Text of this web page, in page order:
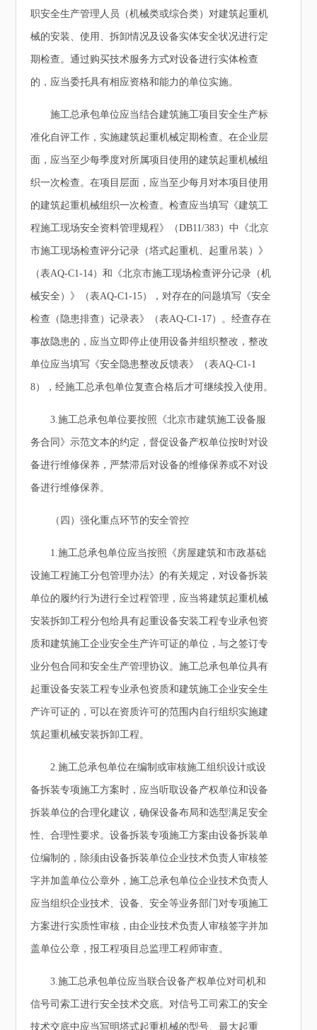
职安全生产管理人员（机械类或综合类）对建筑起重机
械的安装、使用、拆卸情况及设备实体安全状况进行定
期检查。通过购买技术服务方式对设备进行实体检查
的，应当委托具有相应资格和能力的单位实施。
施工总承包单位应当结合建筑施工项目安全生产标
准化自评工作，实施建筑起重机械定期检查。在企业层
面，应当至少每季度对所属项目使用的建筑起重机械组
织一次检查。在项目层面，应当至少每月对本项目使用
的建筑起重机械组织一次检查。检查应当填写《建筑工
程施工现场安全资料管理规程》（DB11/383）中《北京
市施工现场检查评分记录（塔式起重机、起重吊装）》
（表AQ-C1-14）和《北京市施工现场检查评分记录（机
械安全）》（表AQ-C1-15），对存在的问题填写《安全
检查（隐患排查）记录表》（表AQ-C1-17）。经查存在
事故隐患的，应当立即停止使用设备并组织整改，整改
单位应当填写《安全隐患整改反馈表》（表AQ-C1-1
8），经施工总承包单位复查合格后才可继续投入使用。
3.施工总承包单位要按照《北京市建筑施工设备服
务合同》示范文本的约定，督促设备产权单位按时对设
备进行维修保养，严禁滞后对设备的维修保养或不对设
备进行维修保养。
（四）强化重点环节的安全管控
1.施工总承包单位应当按照《房屋建筑和市政基础
设施工程施工分包管理办法》的有关规定，对设备拆装
单位的履约行为进行全过程管理，应当将建筑起重机械
安装拆卸工程分包给具有起重设备安装工程专业承包资
质和建筑施工企业安全生产许可证的单位，与之签订专
业分包合同和安全生产管理协议。施工总承包单位具有
起重设备安装工程专业承包资质和建筑施工企业安全生
产许可证的，可以在资质许可的范围内自行组织实施建
筑起重机械安装拆卸工程。
2.施工总承包单位在编制或审核施工组织设计或设
备拆装专项施工方案时，应当听取设备产权单位和设备
拆装单位的合理化建议，确保设备布局和选型满足安全
性、合理性要求。设备拆装专项施工方案由设备拆装单
位编制的，除须由设备拆装单位企业技术负责人审核签
字并加盖单位公章外，施工总承包单位企业技术负责人
应当组织企业技术、设备、安全等业务部门对专项施工
方案进行实质性审核，由企业技术负责人审核签字并加
盖单位公章，报工程项目总监理工程师审查。
3.施工总承包单位应当联合设备产权单位对司机和
信号司索工进行安全技术交底。对信号工司索工的安全
技术交底中应当写明塔式起重机械的型号、最大起重